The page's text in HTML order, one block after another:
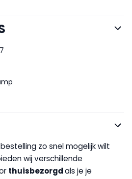
zo snel mogelijk wilt
wij verschillende
thuisbezorgdals je je